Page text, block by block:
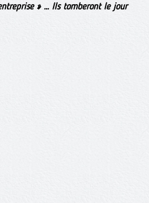
» … Ils tomberont le jour